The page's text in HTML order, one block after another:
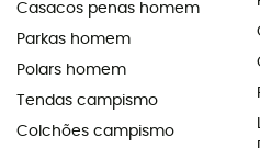
Casacos penas homem
Parkas homem
Polars homem
Tendas campismo
Colchões campismo